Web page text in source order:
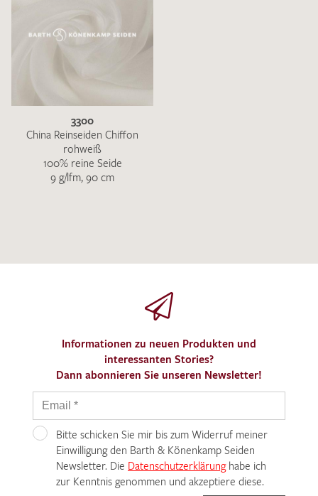
Ich bin damit einverstanden, dass meine angegebenen Daten
zur Beantwortung meiner Musteranfrage genutzt werden.
Datenschutzbestimmungenhabe ich zur Kenntnis
genommen und akzeptiere diese.
3300
China Reinseiden Chiffon
rohweiß
100% reine Seide
9 g/lfm, 90 cm
Informationen zu neuen Produkten und
interessanten Stories?
Dann abonnieren Sie unseren Newsletter!
Bitte schicken Sie mir bis zum Widerruf meiner
Einwilligung den Barth & Könenkamp Seiden
Newsletter. Die Datenschutzerklärunghabe ich
zur Kenntnis genommen und akzeptiere diese.